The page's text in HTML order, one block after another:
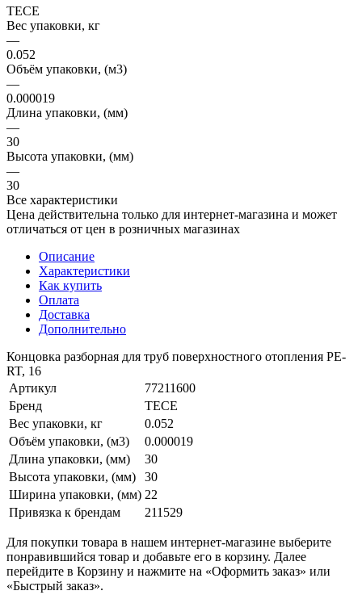
TECE
Вес упаковки, кг
—
0.052
Объём упаковки, (м3)
—
0.000019
Длина упаковки, (мм)
—
30
Высота упаковки, (мм)
—
30
Все характеристики
Цена действительна только для интернет-магазина и может
отличаться от цен в розничных магазинах
Описание
Характеристики
Как купить
Оплата
Доставка
Дополнительно
Концовка разборная для труб поверхностного отопления PE-
RT, 16
Артикул
77211600
Бренд
TECE
Вес упаковки, кг
0.052
Объём упаковки, (м3)
0.000019
Длина упаковки, (мм)
30
Высота упаковки, (мм)
30
Ширина упаковки, (мм) 22
Привязка к брендам
211529
Для покупки товара в нашем интернет-магазине выберите
понравившийся товар и добавьте его в корзину. Далее
перейдите в Корзину и нажмите на «Оформить заказ» или
«Быстрый заказ».